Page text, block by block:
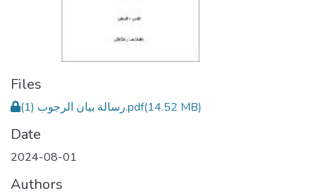
Files
رسالة بيان الرجوب (1).pdf(14.52 MB)
Date
2024-08-01
Authors